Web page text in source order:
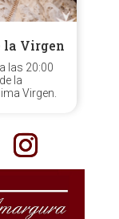
la Virgen
las 20:00
la
Virgen.